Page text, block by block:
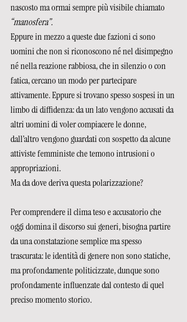
nascosto ma ormai sempre più visibile chiamato
“manosfera”.
Eppure in mezzo a queste due fazioni ci sono
uomini che non si riconoscono né nel disimpegno
né nella reazione rabbiosa, che in silenzio o con
fatica, cercano un modo per partecipare
attivamente. Eppure si trovano spesso sospesi in un
limbo di diffidenza: da un lato vengono accusati da
altri uomini di voler compiacere le donne,
dall’altro vengono guardati con sospetto da alcune
attiviste femministe che temono intrusioni o
appropriazioni.
Ma da dove deriva questa polarizzazione?
Per comprendere il clima teso e accusatorio che
oggi domina il discorso sui generi, bisogna partire
da una constatazione semplice ma spesso
trascurata: le identità di genere non sono statiche,
ma profondamente politicizzate, dunque sono
profondamente influenzate dal contesto di quel
preciso momento storico.